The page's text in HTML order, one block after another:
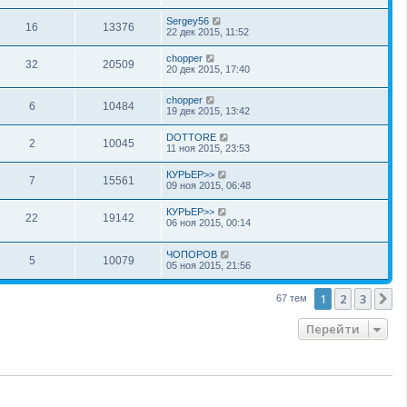
16 13376
Sergey56
22 дек 2015, 11:52
32 20509
chopper
20 дек 2015, 17:40
6 10484
chopper
19 дек 2015, 13:42
2 10045
DOTTORE
11 ноя 2015, 23:53
7 15561
КУРЬЕР>>
09 ноя 2015, 06:48
22 19142
КУРЬЕР>>
06 ноя 2015, 00:14
5 10079
ЧОПОРОВ
05 ноя 2015, 21:56
67 тем 1 2 3
Перейти